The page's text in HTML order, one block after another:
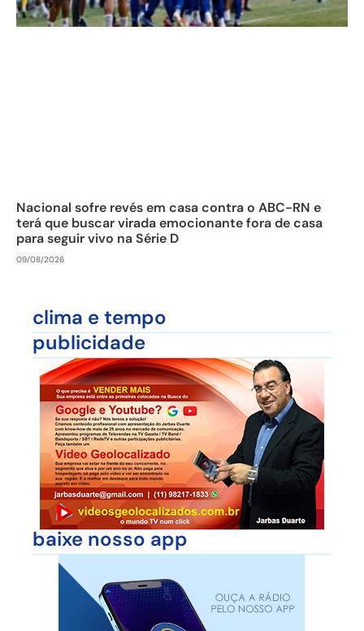
Nacional sofre revés em casa contra o ABC-RN e
terá que buscar virada emocionante fora de casa
para seguir vivo na Série D
09/08/2026
clima e tempo
publicidade
baixe nosso app